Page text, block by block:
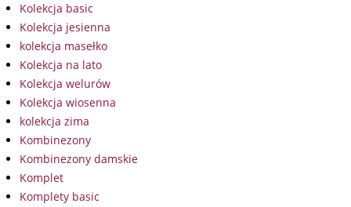
Kolekcja basic
Kolekcja jesienna
kolekcja masełko
Kolekcja na lato
Kolekcja welurów
Kolekcja wiosenna
kolekcja zima
Kombinezony
Kombinezony damskie
Komplet
Komplety basic